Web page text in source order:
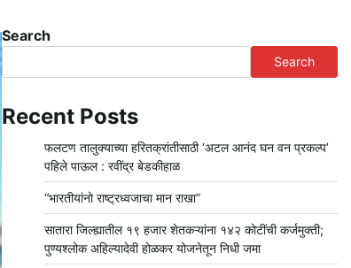
Search
Search
Recent Posts
फलटण तालुक्याच्या हरितक्रांतीसाठी ‘अटल आनंद घन वन प्रकल्प’
पहिले पाऊल : रवींद्र बेडकीहाळ
“भारतीयांनो राष्ट्रध्वजाचा मान राखा”
सातारा जिल्ह्यातील १९ हजार शेतकऱ्यांना १४२ कोटींची कर्जमुक्ती;
पुण्यश्लोक अहिल्यादेवी होळकर योजनेतून निधी जमा